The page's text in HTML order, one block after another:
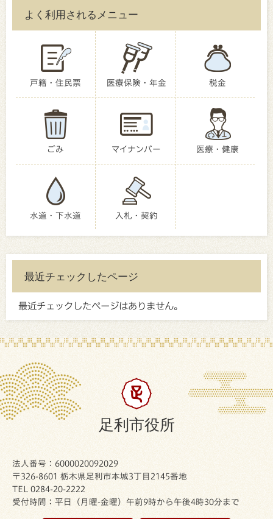
よく利用されるメニュー
戸籍・住民票 医療保険・年金 税金
ごみ マイナンバー 医療・健康
水道・下水道 入札・契約
最近チェックしたページ
最近チェックしたページはありません。
足利市役所
法人番号：6000020092029
〒326-8601 栃木県足利市本城3丁目2145番地
TEL 0284-20-2222
受付時間：平日（月曜-金曜）午前9時から午後4時30分まで